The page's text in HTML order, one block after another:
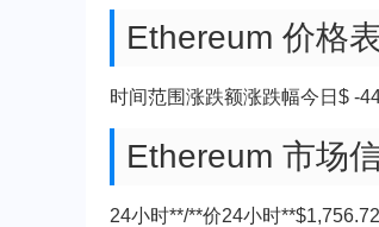
Ethereum 价格
时间范围涨跌额涨跌幅今日$ -
Ethereum 市场
24小时**/**价24小时